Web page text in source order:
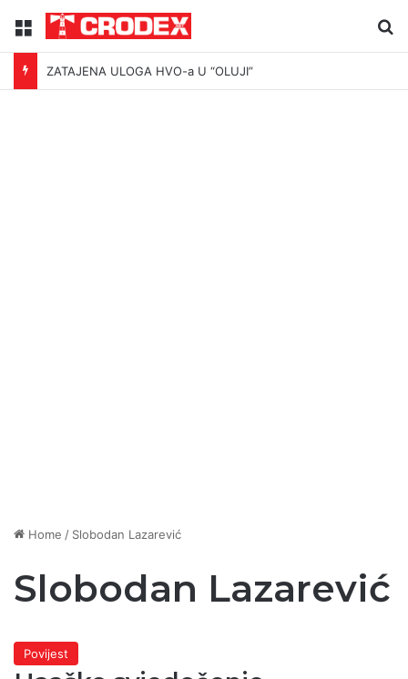
Menu
ZATAJENA ULOGA HVO-a U “OLUJI”
Home / Slobodan Lazarević
Slobodan Lazarević
Povijest